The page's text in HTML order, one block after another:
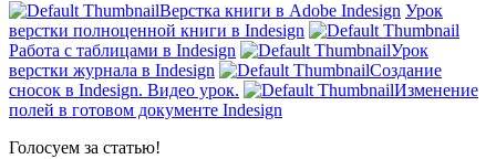
Верстка книги в Adobe Indesign Урок
верстки полноценной книги в Indesign
Работа с таблицами в Indesign
Урок
верстки журнала в Indesign
Создание
сносок в Indesign. Видео урок.
Изменение
полей в готовом документе Indesign
Голосуем за статью!